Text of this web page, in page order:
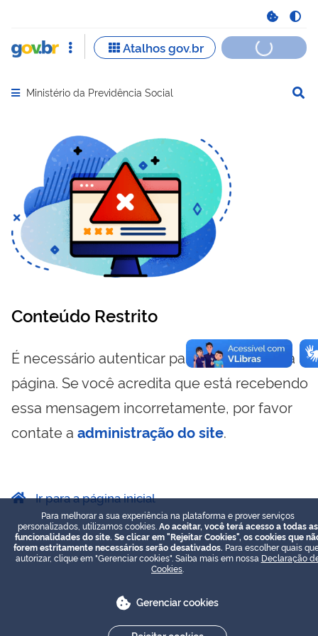
Abrir menu principal de navegação
Ministério da Previdência Social
Conteúdo Restrito
É necessário autenticar para visualizar essa
página. Se você acredita que está recebendo
essa mensagem incorretamente, por favor
contate a administração do site.
Ir para a página inicial
Para melhorar a sua experiência na plataforma e prover serviços
personalizados, utilizamos cookies. Ao aceitar, você terá acesso a todas as
funcionalidades do site. Se clicar em "Rejeitar Cookies", os cookies que
forem estritamente necessários serão desativados. Para escolher quais
autorizar, clique em "Gerenciar cookies". Saiba mais em nossa Declaração
Cookies
Gerenciar cookies